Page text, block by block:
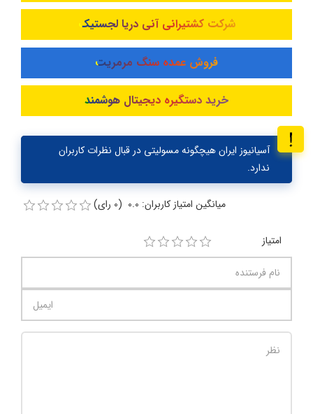
شرکت کشتیرانی آنی دریا لجستیک
فروش عمده سنگ مرمریت
خرید دستگیره دیجیتال هوشمند
آسیانیوز ایران هیچگونه مسولیتی در قبال نظرات کاربران
ندارد.
میانگین امتیاز کاربران: 0.0 (0 رای)
امتیاز